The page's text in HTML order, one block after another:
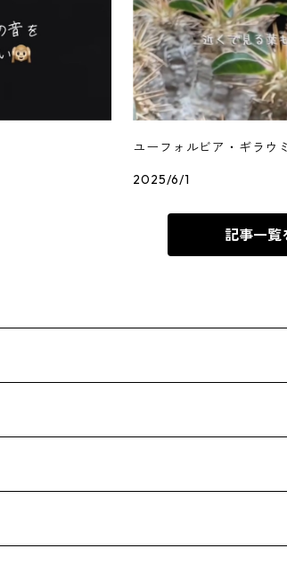
ユーフォルビア・ギラウ
2025/6/1
記事一覧